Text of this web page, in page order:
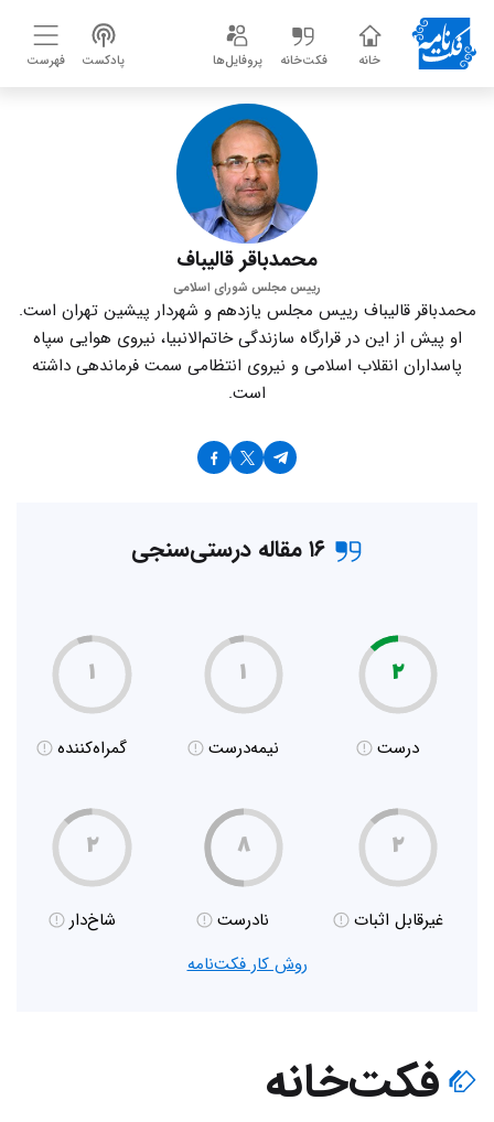
خانه فکت‌خانه پروفایل‌ها پادکست فهرست
محمدباقر قالیباف
رییس مجلس شورای اسلامی
محمدباقر قالیباف رییس مجلس یازدهم و شهردار پیشین تهران است.
او پیش از این در قرارگاه سازندگی خاتم‌الانبیا، نیروی هوایی سپاه
پاسداران انقلاب اسلامی و نیروی انتظامی سمت فرماندهی داشته
است.
۱۶ مقاله درستی‌سنجی
۲
درست
۱
نیمه‌درست
۱
گمراه‌کننده
۲
غیر‌قابل اثبات
۸
نادرست
۲
شاخ‌دار
روش کار فکت‌نامه
فکت‌خانه